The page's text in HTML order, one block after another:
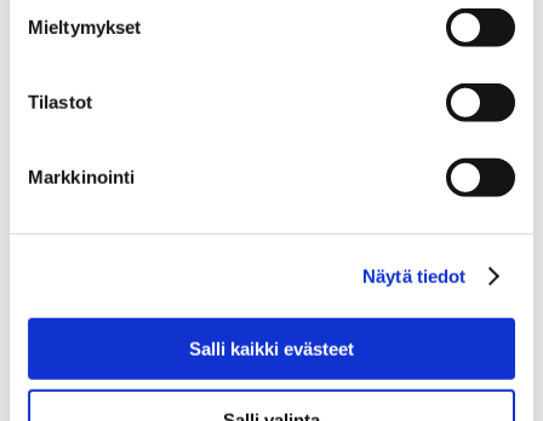
Mieltymykset
Tilastot
Markkinointi
Näytä tiedot
Salli kaikki evästeet
From launch to 50+ researcher team:
Tampere AI Research translated to Business
Tampere AI Events & Matchmaking – Over
and a Growing Talent pool
Softlandia – From Tampere to Austin and
Back: Growth, Internationalisation, and New
Updates & Opportunities